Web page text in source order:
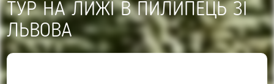
ТУР НА ЛИЖІ В ПИЛИПЕЦЬ ЗІ
ЛЬВОВА